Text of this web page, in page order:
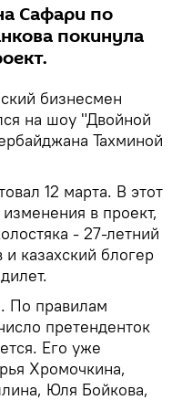
Сафари по
покинула
бизнесмен
на шоу "Двойной
Тахминой
12 марта. В этот
в проект,
- 27-летний
казахский блогер
По правилам
претенденток
Его уже
Хромочкина,
Юля Бойкова,